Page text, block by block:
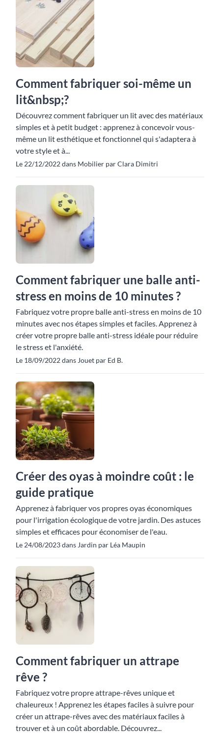
Comment fabriquer soi-même un
lit&nbsp;?
Découvrez comment fabriquer un lit avec des matériaux
simples et à petit budget : apprenez à concevoir vous-
même un lit esthétique et fonctionnel qui s'adaptera à
votre style et à...
Le 22/12/2022 dans Mobilier par Clara Dimitri
Comment fabriquer une balle anti-
stress en moins de 10 minutes ?
Fabriquez votre propre balle anti-stress en moins de 10
minutes avec nos étapes simples et faciles. Apprenez à
créer votre propre balle anti-stress idéale pour réduire
le stress et l'anxiété.
Le 18/09/2022 dans Jouet par Ed B.
Créer des oyas à moindre coût : le
guide pratique
Apprenez à fabriquer vos propres oyas économiques
pour l'irrigation écologique de votre jardin. Des astuces
simples et efficaces pour économiser de l'eau.
Le 24/08/2023 dans Jardin par Léa Maupin
Comment fabriquer un attrape
rêve ?
Fabriquez votre propre attrape-rêves unique et
chaleureux ! Apprenez les étapes faciles à suivre pour
créer un attrape-rêves avec des matériaux faciles à
trouver et à un coût abordable. Découvrez...